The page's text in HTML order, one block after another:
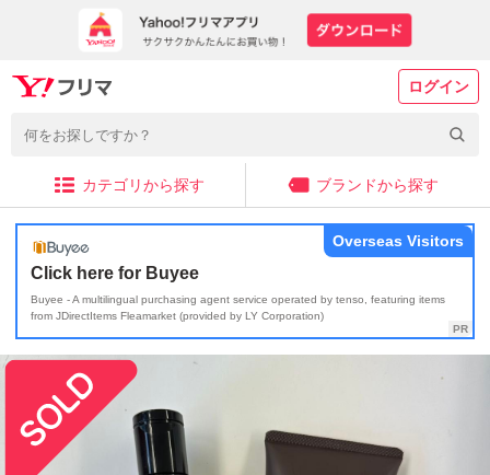
ログイン
カテゴリから探す ブランドから探す
Click here for Buyee
Buyee - A multilingual purchasing agent service operated by tenso, featuring items
from JDirectItems Fleamarket (provided by LY Corporation)
Overseas Visitors